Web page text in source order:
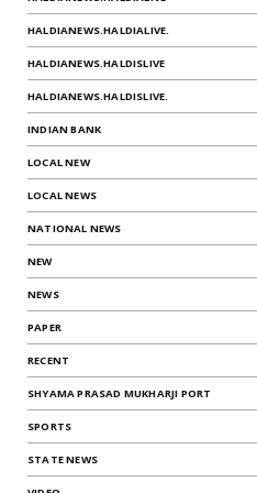
HALDIANEWS.HALDIALIVE.
HALDIANEWS.HALDISLIVE
HALDIANEWS.HALDISLIVE.
INDIAN BANK
LOCAL NEW
LOCAL NEWS
NATIONAL NEWS
NEW
NEWS
PAPER
RECENT
SHYAMA PRASAD MUKHARJI PORT
SPORTS
STATE NEWS